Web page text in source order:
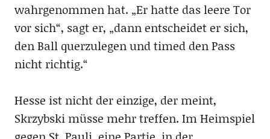
wahrgenommen hat. „Er hatte das leere Tor
vor sich“, sagt er, „dann entscheidet er sich,
den Ball querzulegen und timed den Pass
nicht richtig.“
Hesse ist nicht der einzige, der meint,
Skrzybski müsse mehr treffen. Im Heimspiel